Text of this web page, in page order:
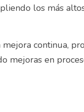
y Gerente de
los más
continua,
mejoras en